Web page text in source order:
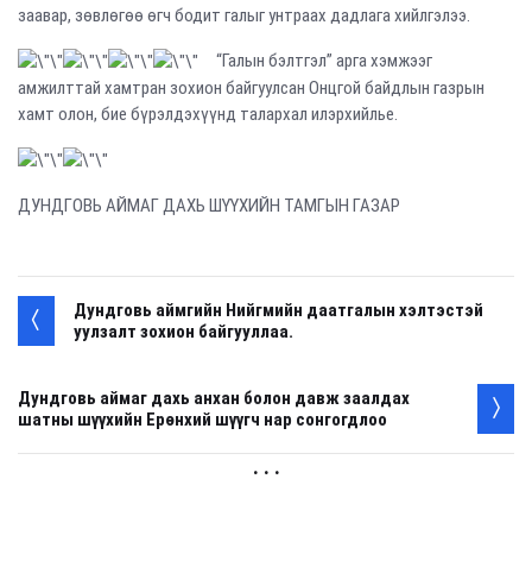
заавар, зөвлөгөө өгч бодит галыг унтраах дадлага хийлгэлээ.
“Галын бэлтгэл” арга хэмжээг
амжилттай хамтран зохион байгуулсан Онцгой байдлын газрын
хамт олон, бие бүрэлдэхүүнд талархал илэрхийлье.
ДУНДГОВЬ АЙМАГ ДАХЬ ШҮҮХИЙН ТАМГЫН ГАЗАР
Дундговь аймгийн Нийгмийн даатгалын хэлтэстэй
уулзалт зохион байгууллаа.
Дундговь аймаг дахь анхан болон давж заалдах
шатны шүүхийн Ерөнхий шүүгч нар сонгогдлоо
. . .